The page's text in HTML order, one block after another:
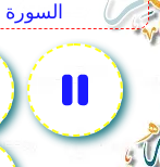
السورة